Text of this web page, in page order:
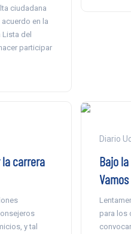
ciudadana
en la
Lista del
participar
carrera
y tal
Diario
Bajo
para los